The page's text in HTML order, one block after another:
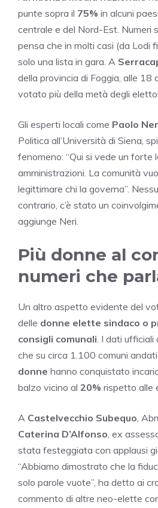
punte sopra il 75% in alcuni
centrale e del Nord-Est. Numeri
pensa che in molti casi (da Lodi
solo una lista in gara. A
della provincia di Foggia, alle 18
votato più della metà degli
Gli esperti locali come Paolo
Politica all’Università di Siena,
fenomeno: “Qui si vede un forte
amministrazioni. La comunità
legittimare chi la governa”.
contrario, c’è stato un
aggiunge Neri.
Più donne al
numeri che
Un altro aspetto evidente del
delle donne elette sindaco o
consigli comunali . I dati
che su circa 1.100 comuni
donne hanno conquistato
balzo vicino al 20% rispetto alle
A Castelvecchio Subequo ,
Caterina D’Alfonso , ex
stata festeggiata con applausi
“Abbiamo dimostrato che la
solo parole vuote”, ha detto ai
commento di altre neo-elette